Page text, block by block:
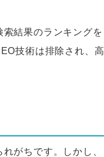
結果のランキングを
技術は排除され、高
がちです。しかし、